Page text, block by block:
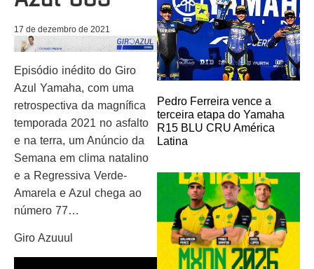
17 de dezembro de 2021
Episódio inédito do Giro
Azul Yamaha, com uma
retrospectiva da magnífica
temporada 2021 no asfalto
e na terra, um Anúncio da
Semana em clima natalino
e a Regressiva Verde-
Amarela e Azul chega ao
número 77…
Giro Azuuul
Pedro Ferreira vence a
terceira etapa do Yamaha
R15 BLU CRU América
Latina